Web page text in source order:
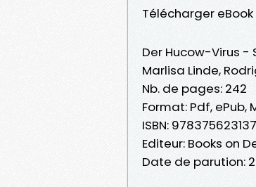
Télécharger
Der Hucow-Virus -
Marlisa Linde,
Nb. de pages: 242
Format: Pdf, ePub,
ISBN:
Editeur: Books on
Date de parution: